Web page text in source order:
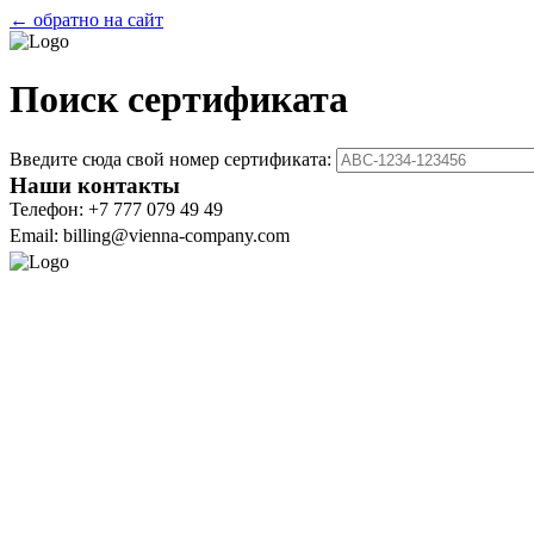
← обратно на сайт
Поиск сертификата
Введите сюда свой номер сертификата:
Наши контакты
Телефон: +7 777 079 49 49
Email: billing@vienna-company.com